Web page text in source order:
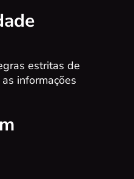
estritas de
informações